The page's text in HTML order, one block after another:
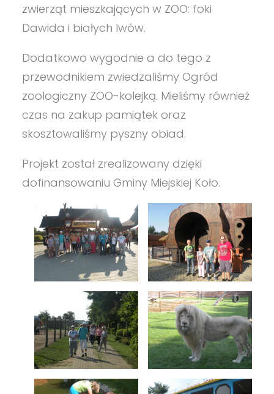
zwierząt mieszkających w ZOO: foki
Dawida i białych lwów.
Dodatkowo wygodnie a do tego z
przewodnikiem zwiedzaliśmy Ogród
zoologiczny ZOO-kolejką. Mieliśmy również
czas na zakup pamiątek oraz
skosztowaliśmy pyszny obiad.
Projekt został zrealizowany dzięki
dofinansowaniu Gminy Miejskiej Koło.